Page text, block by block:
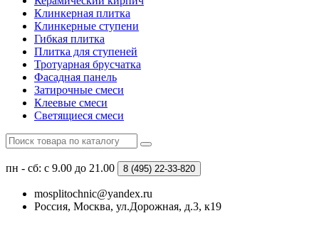
Клинкерная плитка
Клинкерные ступени
Гибкая плитка
Плитка для ступеней
Тротуарная брусчатка
Фасадная панель
Затирочные смеси
Клеевые смеси
Светящиеся смеси
пн - сб: с 9.00 до 21.00 8 (495) 22-33-820
mosplitochnic@yandex.ru
Россия, Москва, ул.Дорожная, д.3, к19